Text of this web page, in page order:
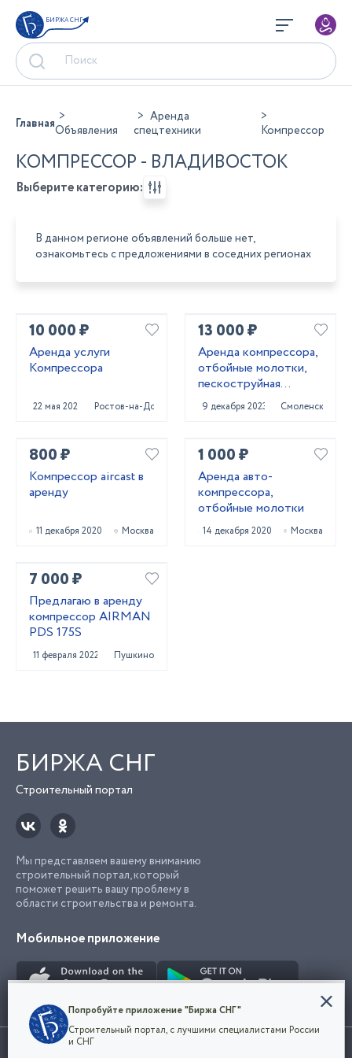
БИРЖА СНГ
ГлавнаяОбъявления
Аренда
спецтехники
Компрессор
КОМПРЕССОР - ВЛАДИВОСТОК
Выберите категорию:
В данном регионе объявлений больше нет,
ознакомьтесь с предложениями в соседних регионах
10 000 ₽
Аренда услуги
Компрессора
22 мая 2024 Ростов-на-Дону
13 000 ₽
Аренда компрессора,
отбойные молотки,
пескоструйная
обработка
9 декабря 2023 Смоленск
800 ₽
Компрессор aircast в
аренду
11 декабря 2020 Москва
1 000 ₽
Аренда авто-
компрессора,
отбойные молотки
14 декабря 2020 Москва
7 000 ₽
Предлагаю в аренду
компрессор AIRMAN
PDS 175S
11 февраля 2022 Пушкино
БИРЖА СНГ
Строительный портал
Мы представляем вашему вниманию
строительный портал, который
поможет решить вашу проблему в
области строительства и ремонта.
Мобильное приложение
Использование сайта, в том числе подача объявлений, означает
Конфиденциальность
Мы используем файлы cookie, чтобы сделать
наш сайт удобным для каждого
Попробуйте приложение "Биржа СНГ"
Строительный портал, с лучшими специалистами России
и СНГ